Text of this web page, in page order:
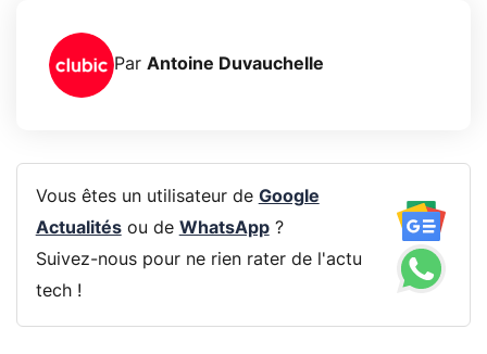
Par Antoine Duvauchelle
Vous êtes un utilisateur de Google
Actualitésou de WhatsApp?
Suivez-nous pour ne rien rater de l'actu
tech !